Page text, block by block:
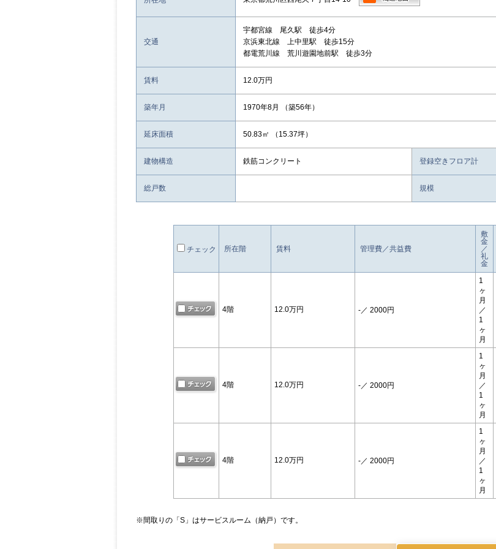
交通
宇都宮線 尾久駅 徒歩4分
京浜東北線 上中里駅 徒歩15分
都電荒川線 荒川遊園地前駅 徒歩3分
賃料 12.0万円
築年月 1970年8月 （築56年）
延床面積 50.83㎡ （15.37坪）
建物構造 鉄筋コンクリート 登録空きフロア計
総戸数 規模
チェック 所在階 賃料 管理費／共益費
敷
金
／
礼
金
4階 12.0万円 -／ 2000円
1
ヶ
月
／
1
ヶ
月
4階 12.0万円 -／ 2000円
1
ヶ
月
／
1
ヶ
月
4階 12.0万円 -／ 2000円
1
ヶ
月
／
1
ヶ
月
※間取りの「S」はサービスルーム（納戸）です。